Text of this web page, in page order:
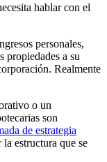
hablar con el
personales,
propiedades a su
Realmente
o un
son
de estrategia
estructura que se